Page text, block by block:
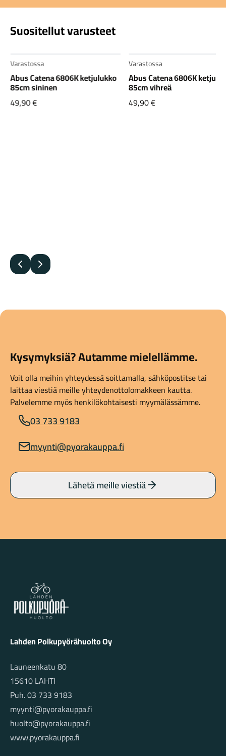
Suositellut varusteet
Varastossa
Abus Catena 6806K ketjulukko
85cm sininen
49,90€
Varastossa
Abus Catena 6806K
85cm vihreä
49,90€
Edellinen
Seuraava
Kysymyksiä? Autamme mielellämme.
Voit olla meihin yhteydessä soittamalla, sähköpostitse tai
laittaa viestiä meille yhteydenottolomakkeen kautta.
Palvelemme myös henkilökohtaisesti myymälässämme.
03 733 9183
myynti@pyorakauppa.fi
Lähetä meille viestiä
Lahden Polkupyörähuolto - etusivulle
Lahden Polkupyörähuolto Oy
Launeenkatu 80
15610 LAHTI
Puh. 03 733 9183
myynti@pyorakauppa.fi
huolto@pyorakauppa.fi
www.pyorakauppa.fi